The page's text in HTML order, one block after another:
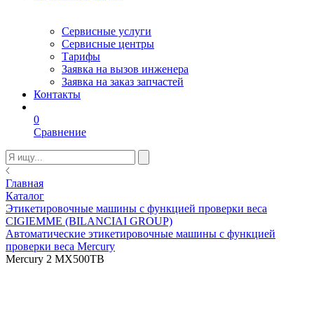
Сервисные услуги
Сервисные центры
Тарифы
Заявка на вызов инженера
Заявка на заказ запчастей
Контакты
0
Сравнение
Главная
Каталог
Этикетировочные машины с функцией проверки веса
CIGIEMME (BILANCIAI GROUP)
Автоматические этикетировочные машины с функцией
проверки веса Mercury
Mercury 2 MX500TB